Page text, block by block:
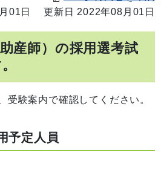
01日
更新日 2022年08月01日
産師）の採用選考試
験案内で確認してください。
予定人員